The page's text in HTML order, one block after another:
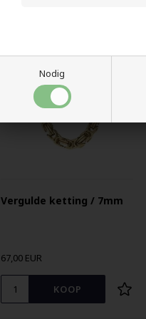
Nodig
Vergulde ketting / 7mm
67,00 EUR